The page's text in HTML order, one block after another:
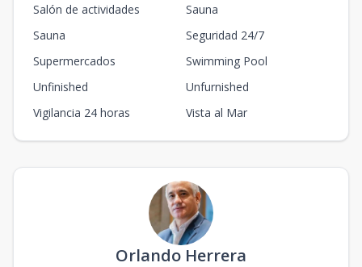
Salón de actividades
Sauna
Sauna
Seguridad 24/7
Supermercados
Swimming Pool
Unfinished
Unfurnished
Vigilancia 24 horas
Vista al Mar
Orlando Herrera